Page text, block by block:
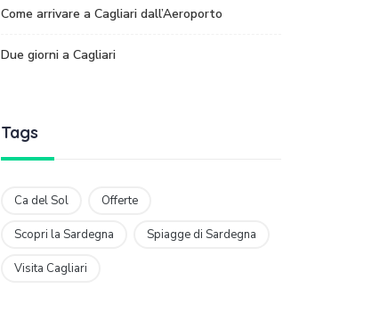
Come arrivare a Cagliari dall’Aeroporto
Due giorni a Cagliari
Tags
Ca del Sol Offerte
Scopri la Sardegna Spiagge di Sardegna
Visita Cagliari